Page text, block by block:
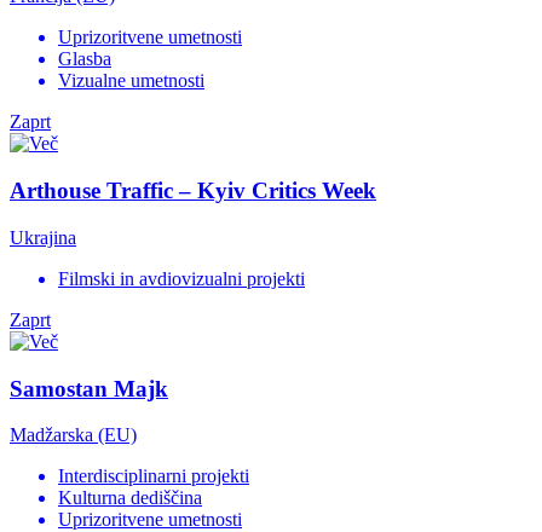
Uprizoritvene umetnosti
Glasba
Vizualne umetnosti
Zaprt
Arthouse Traffic – Kyiv Critics Week
Ukrajina
Filmski in avdiovizualni projekti
Zaprt
Samostan Majk
Madžarska (EU)
Interdisciplinarni projekti
Kulturna dediščina
Uprizoritvene umetnosti